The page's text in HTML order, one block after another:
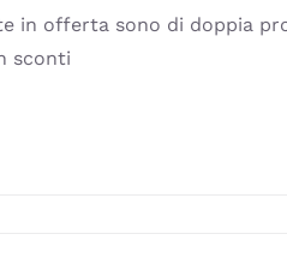
in offerta sono di doppia
sconti